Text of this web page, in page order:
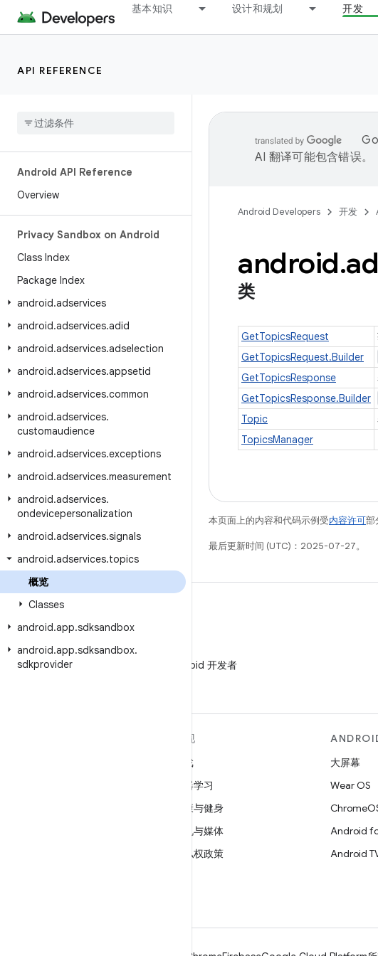
基本知识 设计和规划 开发
API REFERENCE
Android API Reference
Overview
Privacy Sandbox on Android
Class Index
Package Index
android.adservices
android.adservices.adid
android.adservices.adselection
android.adservices.appsetid
android.adservices.common
android.adservices.
customaudience
android.adservices.exceptions
android.adservices.measurement
android.adservices.
ondevicepersonalization
android.adservices.signals
android.adservices.topics
概览
Classes
android.app.sdksandbox
android.app.sdksandbox.
sdkprovider
AI 翻译可能包含错误。
Android Developers 开发
android.
类
GetTopicsRequest
GetTopicsRequest.Builder
GetTopicsResponse
GetTopicsResponse.Builder
Topic
TopicsManager
本页面上的内容和代码示例受内容许可部
最后更新时间 (UTC)：2025-07-27。
在微信中关注 Android 开发者
发现
游戏
机器学习
健康与健身
相机与媒体
隐私权政策
大屏幕
Wear OS
Android
Android